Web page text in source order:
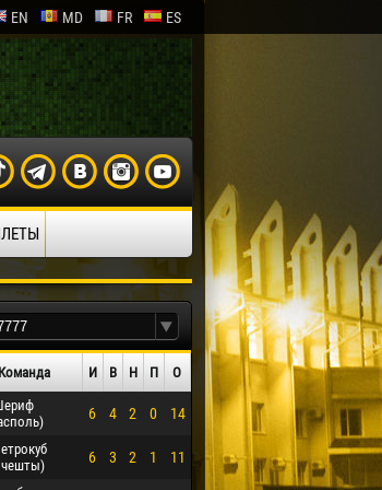
EN MD FR ES
Команда И В Н П О
6 4 2 0 14
6 3 2 1 11